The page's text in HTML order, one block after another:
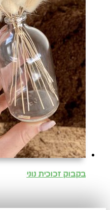
בקבוק זכוכית נוני